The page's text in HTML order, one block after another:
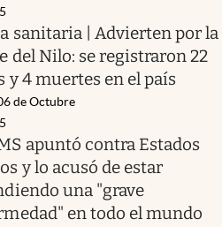
sanitaria | Advierten por la
del Nilo: se registraron 22
y 4 muertes en el país
de Octubre
apuntó contra Estados
y lo acusó de estar
una "grave
en todo el mundo